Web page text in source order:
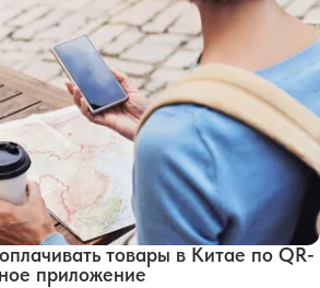
товары в Китае по QR-
приложение